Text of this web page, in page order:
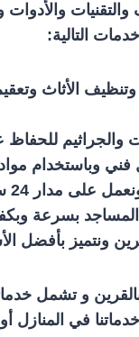
التالية:
وتنظيف الأثاث
والجراثيم
وباستخدام
وأيام العطل والأعياد.
بسرعة
ونتميز بأفضل
و تشمل
خدماتنا في